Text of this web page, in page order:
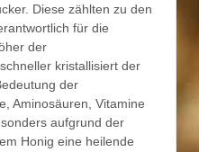
Diese zählten zu den
für die
der
kristallisiert der
der
Aminosäuren, Vitamine
aufgrund der
Honig eine heilende